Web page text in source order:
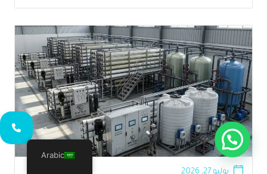
يوليو 27, 2026
Arabic